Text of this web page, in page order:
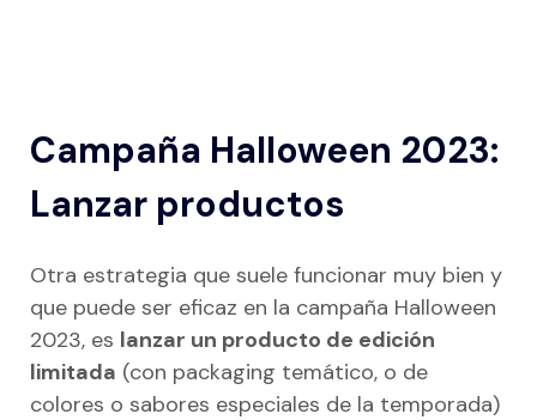
Campaña Halloween 2023:
Lanzar productos
Otra estrategia que suele funcionar muy bien y
que puede ser eficaz en la campaña Halloween
2023, es lanzar un producto de edición
limitada (con packaging temático, o de
colores o sabores especiales de la temporada)